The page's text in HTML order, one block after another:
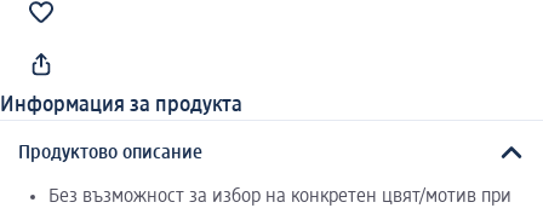
Информация за продукта
Продуктово описание
Без възможност за избор на конкретен цвят/мотив при